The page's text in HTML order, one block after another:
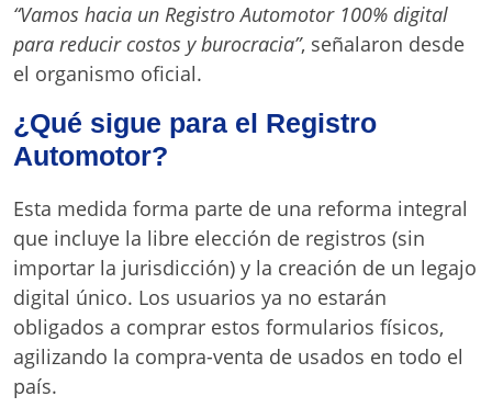
“Vamos hacia un Registro Automotor 100% digital
para reducir costos y burocracia”, señalaron desde
el organismo oficial.
¿Qué sigue para el Registro
Automotor?
Esta medida forma parte de una reforma integral
que incluye la libre elección de registros (sin
importar la jurisdicción) y la creación de un legajo
digital único. Los usuarios ya no estarán
obligados a comprar estos formularios físicos,
agilizando la compra-venta de usados en todo el
país.